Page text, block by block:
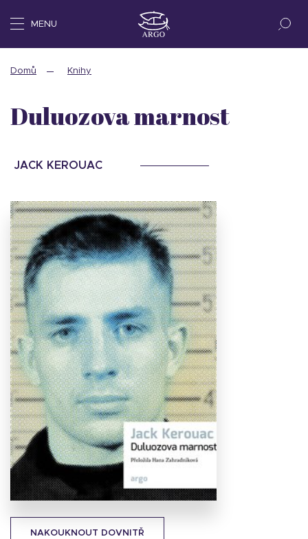
MENU
Domů Knihy
NAKOUKNOUT DOVNITŘ
Duluozova marnost
JACK KEROUAC